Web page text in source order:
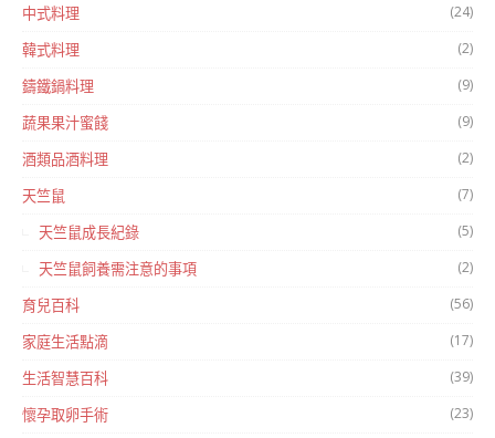
中式料理 (24)
韓式料理 (2)
鑄鐵鍋料理 (9)
蔬果果汁蜜餞 (9)
酒類品酒料理 (2)
天竺鼠 (7)
天竺鼠成長紀錄 (5)
天竺鼠飼養需注意的事項 (2)
育兒百科 (56)
家庭生活點滴 (17)
生活智慧百科 (39)
懷孕取卵手術 (23)